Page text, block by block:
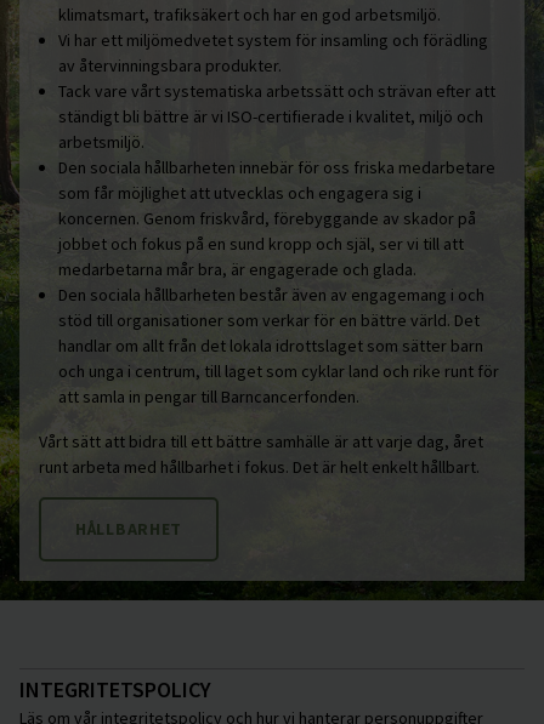
klimatsmart, trafiksäkert och har en god arbetsmiljö.
Vi har ett miljömedvetet system för insamling och förädling
av återvinningsbara produkter.
Tack vare vårt systematiska arbetssätt och strävan efter att
ständigt bli bättre är vi ISO-certifierade i kvalitet, miljö och
arbetsmiljö.
Den sociala hållbarheten innebär för oss friska medarbetare
som får möjlighet att utvecklas och engagera sig i
koncernen. Genom friskvård, förebyggande av skador på
jobbet och fokus på en sund kropp och själ, ser vi till att
medarbetarna mår bra, är engagerade och glada.
Den sociala hållbarheten består även av engagemang i och
stöd till organisationer som verkar för en bättre värld. Det
handlar om allt från det lokala idrottslaget som sätter barn
och unga i centrum, till laget som cyklar land och rike runt för
att samla in pengar till Barncancerfonden.
Vårt sätt att bidra till ett bättre samhälle är att varje dag, året
runt arbeta med hållbarhet i fokus. Det är helt enkelt hållbart.
HÅLLBARHET
INTEGRITETSPOLICY
Läs om vår integritetspolicy och hur vi hanterar personuppgifter